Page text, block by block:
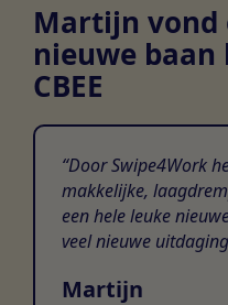
Martijn vond
nieuwe baan
CBEE
Door Swipe4Work
makkelijke,
een hele leuke
veel nieuwe
Martijn